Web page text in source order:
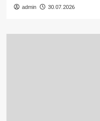
admin 30.07.2026